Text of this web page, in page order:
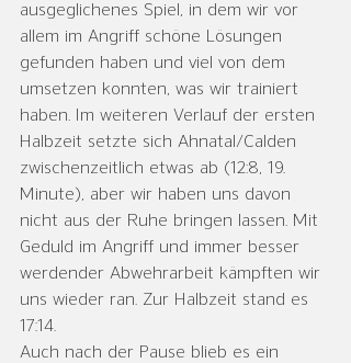
ausgeglichenes Spiel, in dem wir vor
allem im Angriff schöne Lösungen
gefunden haben und viel von dem
umsetzen konnten, was wir trainiert
haben. Im weiteren Verlauf der ersten
Halbzeit setzte sich Ahnatal/Calden
zwischenzeitlich etwas ab (12:8, 19.
Minute), aber wir haben uns davon
nicht aus der Ruhe bringen lassen. Mit
Geduld im Angriff und immer besser
werdender Abwehrarbeit kämpften wir
uns wieder ran. Zur Halbzeit stand es
17:14.
Auch nach der Pause blieb es ein